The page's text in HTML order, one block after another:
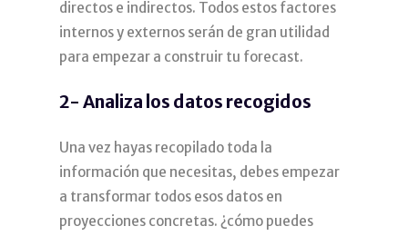
directos e indirectos. Todos estos factores
internos y externos serán de gran utilidad
para empezar a construir tu forecast.
2- Analiza los datos recogidos
Una vez hayas recopilado toda la
información que necesitas, debes empezar
a transformar todos esos datos en
proyecciones concretas. ¿cómo puedes